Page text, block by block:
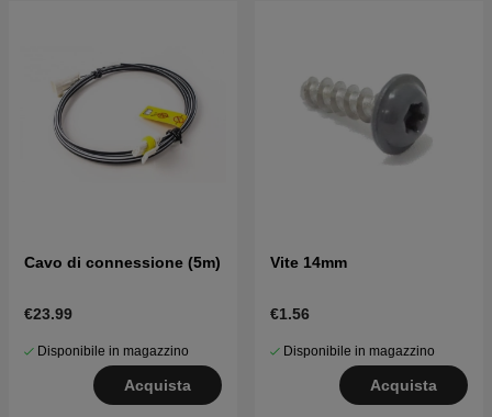
Cavo di connessione (5m)
€23.99
Disponibile in magazzino
Acquista
Vite 14mm
€1.56
Disponibile in magazzino
Acquista